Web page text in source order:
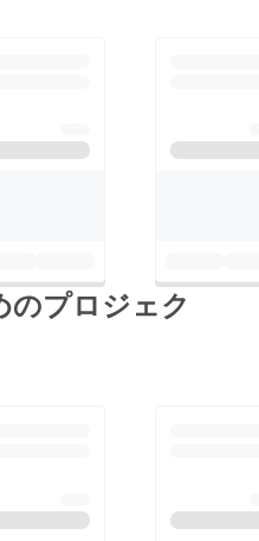
プロジェク